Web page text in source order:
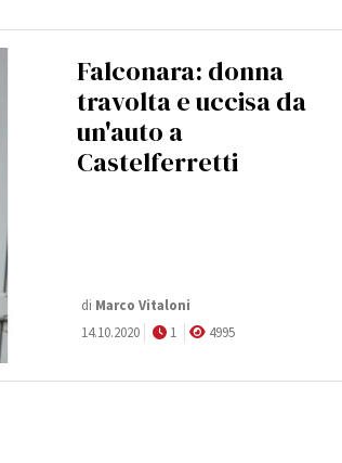
Falconara: donna
travolta e uccisa da
un'auto a
Castelferretti
di Marco Vitaloni
14.10.2020
1 4995